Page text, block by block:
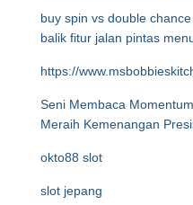
buy spin vs double
balik fitur jalan pintas
https://
Seni Membaca
Meraih Kemenangan
okto88 slot
slot jepang